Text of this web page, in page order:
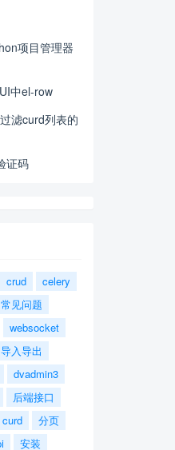
项目管理器
中el-row
滤curd列表的
证码
crud
celery
常见问题
websocket
导入导出
dvadmin3
后端接口
curd
分页
安装